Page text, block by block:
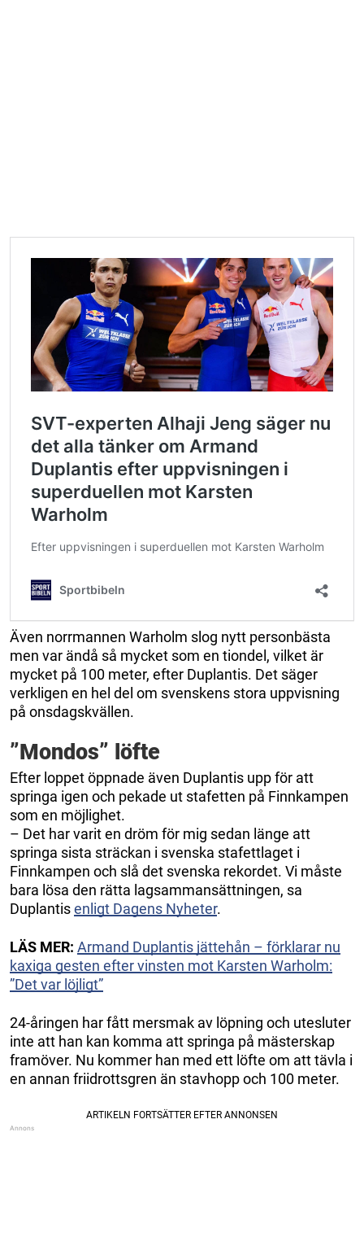
Även norrmannen Warholm slog nytt personbästa
men var ändå så mycket som en tiondel, vilket är
mycket på 100 meter, efter Duplantis. Det säger
verkligen en hel del om svenskens stora uppvisning
på onsdagskvällen.
”Mondos” löfte
Efter loppet öppnade även Duplantis upp för att
springa igen och pekade ut stafetten på Finnkampen
som en möjlighet.
– Det har varit en dröm för mig sedan länge att
springa sista sträckan i svenska stafettlaget i
Finnkampen och slå det svenska rekordet. Vi måste
bara lösa den rätta lagsammansättningen, sa
Duplantisenligt Dagens Nyheter.
LÄS MER: Armand Duplantis jättehån – förklarar nu
kaxiga gesten efter vinsten mot Karsten Warholm:
”Det var löjligt”
24-åringen har fått mersmak av löpning och utesluter
inte att han kan komma att springa på mästerskap
framöver. Nu kommer han med ett löfte om att tävla i
en annan friidrottsgren än stavhopp och 100 meter.